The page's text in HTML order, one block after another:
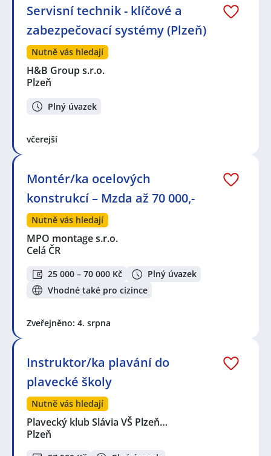
Servisní technik - klíčové a
zabezpečovací systémy (Plzeň)
Nutně vás hledají
H&B Group s.r.o.
Plzeň
Plný úvazek
včerejší
Montér/ka ocelových
konstrukcí – Mzda až 70 000,-
Nutně vás hledají
MPO montage s.r.o.
Celá ČR
25 000 – 70 000 Kč
Plný úvazek
Vhodné také pro cizince
Zveřejněno: 4. srpna
Instruktor/ka plavání do
plavecké školy
Nutně vás hledají
Plavecký klub Slávia VŠ Plzeň…
Plzeň